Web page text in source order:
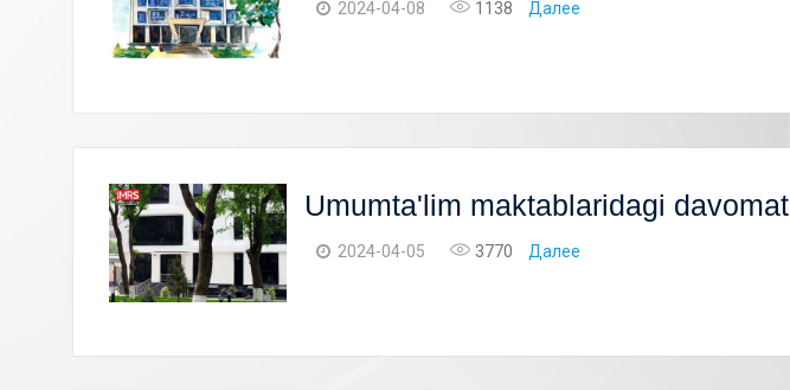
2024-04-08 1138 Далее
Umumta'lim maktablaridagi davomat
2024-04-05 3770 Далее